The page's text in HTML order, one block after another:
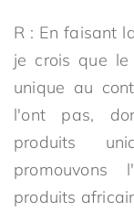
R : En faisant
je crois que
unique au
l'ont pas,
produits
promouvons
produits